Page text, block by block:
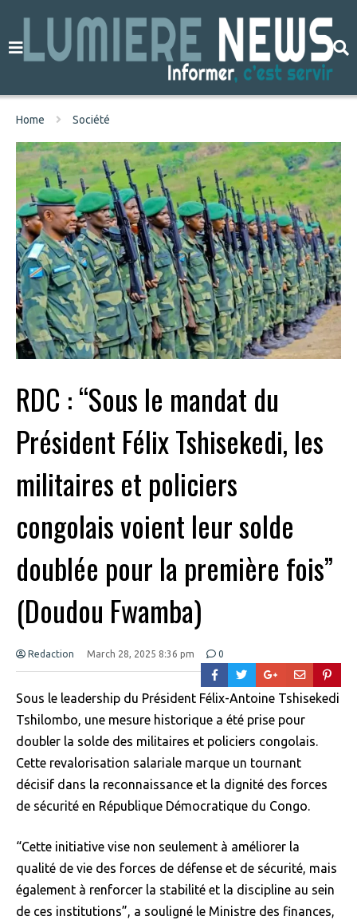
Home Société
RDC : “Sous le mandat du
Président Félix Tshisekedi, les
militaires et policiers
congolais voient leur solde
doublée pour la première fois”
(Doudou Fwamba)
Redaction March 28, 2025 8:36 pm 0
Sous le leadership du Président Félix-Antoine Tshisekedi
Tshilombo, une mesure historique a été prise pour
doubler la solde des militaires et policiers congolais.
Cette revalorisation salariale marque un tournant
décisif dans la reconnaissance et la dignité des forces
de sécurité en République Démocratique du Congo.
“Cette initiative vise non seulement à améliorer la
qualité de vie des forces de défense et de sécurité, mais
également à renforcer la stabilité et la discipline au sein
de ces institutions”, a souligné le Ministre des finances,